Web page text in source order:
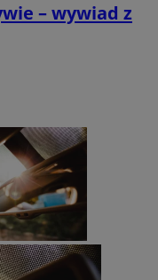
– wywiad z